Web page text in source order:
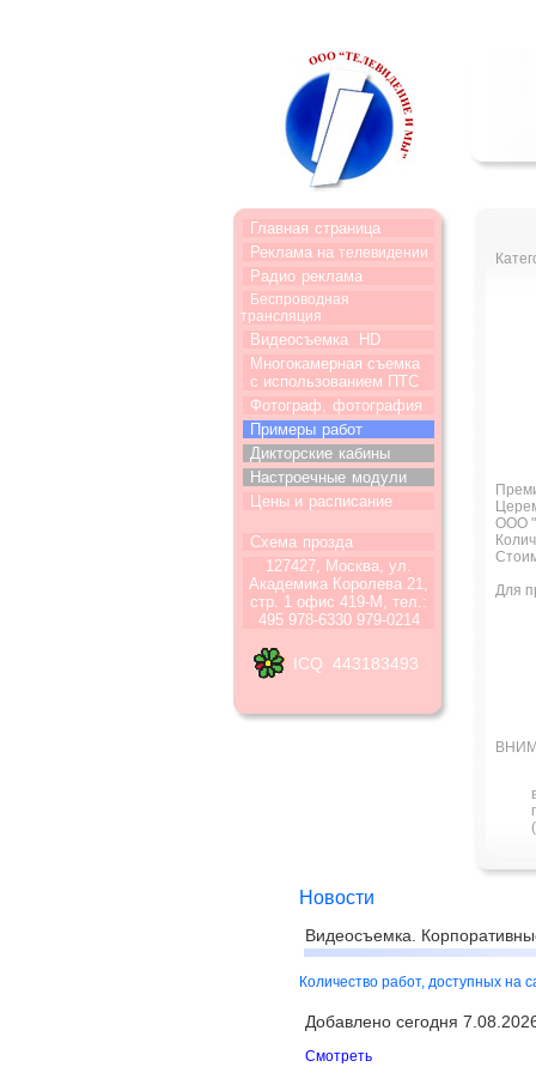
Главная страница
Реклама на телевидении
Радио реклама
Беспроводная
трансляция
Видеосъемка
HD
Многокамерная съемка
с использованием ПТС
Фотограф, фотография
Примеры работ
Дикторские кабины
Настроечные модули
Цены и расписание
Схема прозда
127427, Москва, ул.
Академика Королева 21,
стр. 1 офис 419-М, тел.:
495 978-6330 979-0214
ICQ 443183493
ООО
Для
Новости
Видеосъемка.
Количество работ, доступных на
Добавлено сегодня
Смотреть